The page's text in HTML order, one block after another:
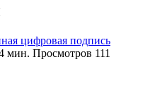
цифровая подпись
мин. Просмотров 111